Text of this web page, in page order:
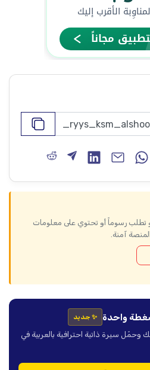
تطلب رسوماً أو تحتوي على معلومات
آمنة.
واحدة ✨ جديد
سيرة ذاتية احترافية بالعربية في